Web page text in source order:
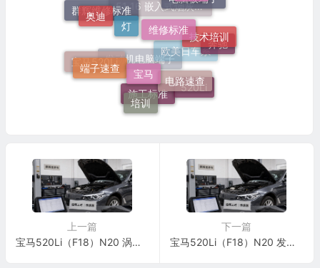
培训
施工标准
520Li
电路速查
宝马
端子速查
宝马520Li
发动机电脑端子
欧美日车系
奔驰
技术培训
维修标准
灯
奥迪
群辉维修标准 51 16 嵌入式烟灰缸托架
电脑板端子
上一篇
宝马520Li（F18）N20 涡轮增压器进气管拆装与进气密封复检标准
下一篇
宝马520Li（F18）N20 发动机进气滤清器壳体拆装与进气密封复检标准